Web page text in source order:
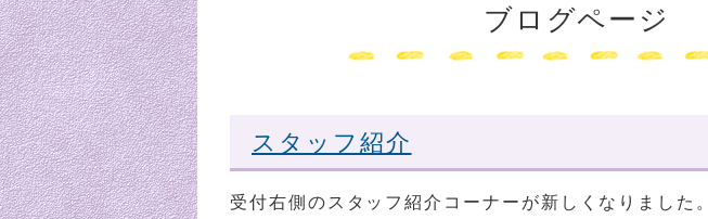
ブログページ
スタッフ紹介
受付右側のスタッフ紹介コーナーが新しくなりました。